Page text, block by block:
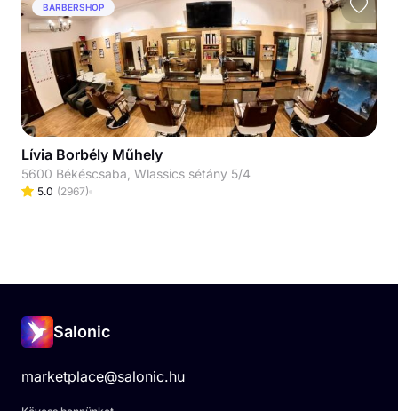
BARBERSHOP
Lívia Borbély Műhely
5600 Békéscsaba, Wlassics sétány 5/4
5.0 (2967)
Salonic
marketplace@salonic.hu